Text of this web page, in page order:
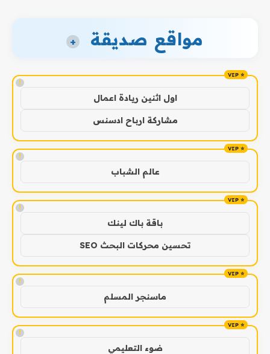
مواقع صديقة +
!
اول اثنين ريادة اعمال
مشاركة ارباح ادسنس
!
عالم الشباب
!
باقة باك لينك
تحسين محركات البحث SEO
!
ماسنجر المسلم
!
ضوء التعليمي